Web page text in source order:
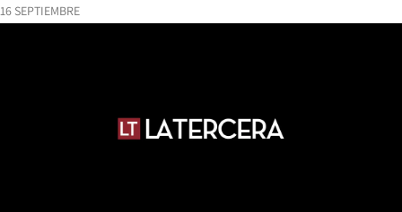
16 SEPTIEMBRE